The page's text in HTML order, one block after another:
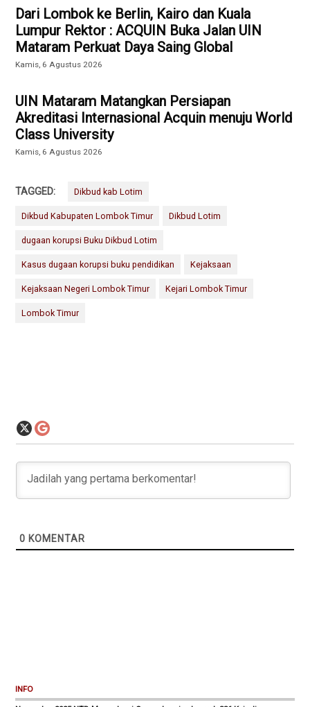
Dari Lombok ke Berlin, Kairo dan Kuala
Lumpur Rektor : ACQUIN Buka Jalan UIN
Mataram Perkuat Daya Saing Global
Kamis, 6 Agustus 2026
UIN Mataram Matangkan Persiapan
Akreditasi Internasional Acquin menuju World
Class University
Kamis, 6 Agustus 2026
TAGGED: Dikbud kab Lotim
Dikbud Kabupaten Lombok Timur Dikbud Lotim
dugaan korupsi Buku Dikbud Lotim
Kasus dugaan korupsi buku pendidikan Kejaksaan
Kejaksaan Negeri Lombok Timur Kejari Lombok Timur
Lombok Timur
0 KOMENTAR
INFO